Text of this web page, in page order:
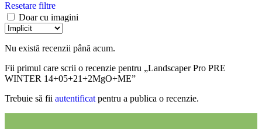
Resetare filtre
Doar cu imagini
Nu există recenzii până acum.
Fii primul care scrii o recenzie pentru „Landscaper Pro PRE
WINTER 14+05+21+2MgO+ME”
Trebuie să fii autentificat pentru a publica o recenzie.